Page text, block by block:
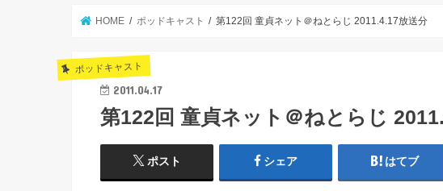
HOME ポッドキャスト 第122回 童貞ネット＠ねとらじ 2011.4.17放送分
ポッドキャスト
2011.04.17
第122回 童貞ネット＠ねとらじ
ポスト シェア はてブ